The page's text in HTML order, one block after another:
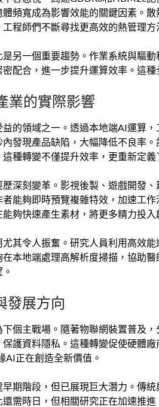
頻寬成為影響效能的關鍵因素。
程師們不斷尋找更高效的熱管理方
另一個重要趨勢。作業系統與驅
配合，進一步提升運算效率。這
業的實際影響
的領域之一。透過本地端AI運算
發現產品缺陷，大幅降低不良率
種轉變不僅提升效率，更重新定義
深刻變革。影視後製、遊戲開發
能夠即時預覽複雜特效，加速工
夠快速產生素材，將更多精力投入
其令人振奮。研究人員利用高效
本地端處理高解析度掃描，協助
發展方向
個主戰場。隨著物聯網裝置普及
護資料隱私。這種轉變促使硬體
AI正在創造全新價值。
期階段，但已展現巨大潛力。傳
還需時日，但相關研究正在加速推